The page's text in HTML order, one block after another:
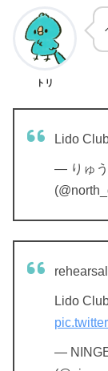
トリ
Lido
— りゅう
rehearsal
Lido
—